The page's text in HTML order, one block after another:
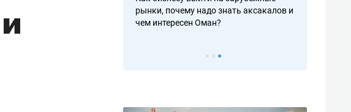
и развитии без кредитов
рынки, почему надо знать аксакалов и
чем интересен Оман?